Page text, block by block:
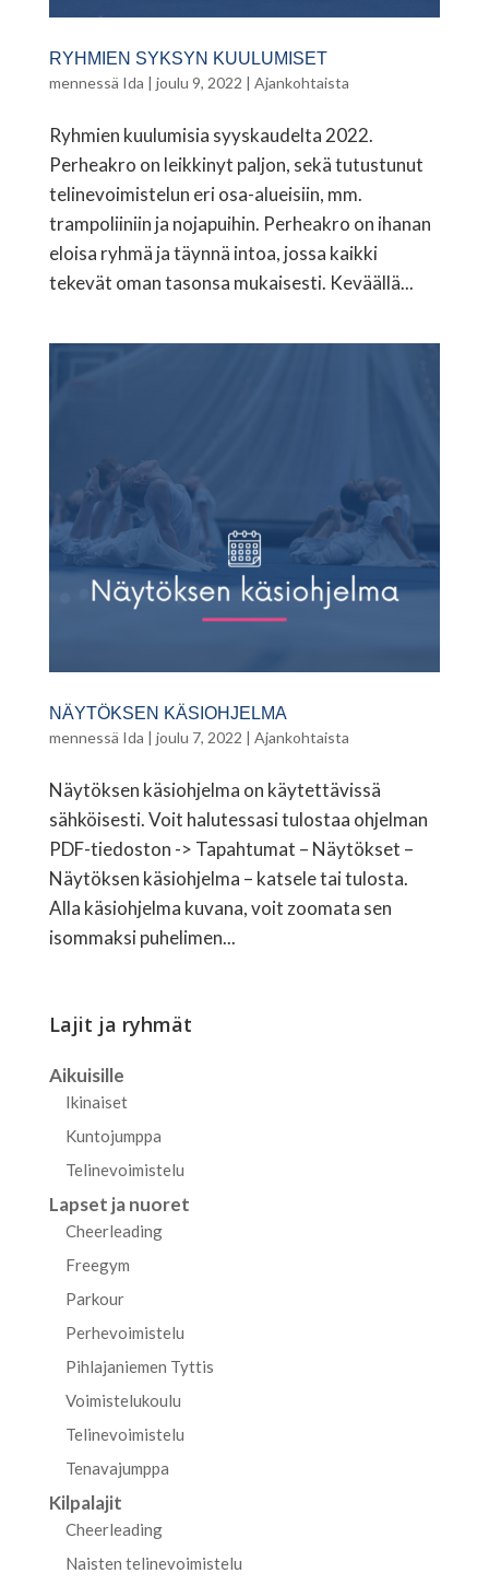
RYHMIEN SYKSYN KUULUMISET
mennessä Ida | joulu 9, 2022 | Ajankohtaista
Ryhmien kuulumisia syyskaudelta 2022.
Perheakro on leikkinyt paljon, sekä tutustunut
telinevoimistelun eri osa-alueisiin, mm.
trampoliiniin ja nojapuihin. Perheakro on ihanan
eloisa ryhmä ja täynnä intoa, jossa kaikki
tekevät oman tasonsa mukaisesti. Keväällä...
NÄYTÖKSEN KÄSIOHJELMA
mennessä Ida | joulu 7, 2022 | Ajankohtaista
Näytöksen käsiohjelma on käytettävissä
sähköisesti. Voit halutessasi tulostaa ohjelman
PDF-tiedoston -> Tapahtumat – Näytökset –
Näytöksen käsiohjelma – katsele tai tulosta.
Alla käsiohjelma kuvana, voit zoomata sen
isommaksi puhelimen...
Lajit ja ryhmät
Aikuisille
Ikinaiset
Kuntojumppa
Telinevoimistelu
Lapset ja nuoret
Cheerleading
Freegym
Parkour
Perhevoimistelu
Pihlajaniemen Tyttis
Voimistelukoulu
Telinevoimistelu
Tenavajumppa
Kilpalajit
Cheerleading
Naisten telinevoimistelu